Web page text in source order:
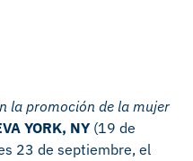
la promoción de la mujer
YORK, NY (19 de
23 de septiembre, el